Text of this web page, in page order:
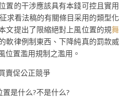
置的干涉應該具有本錢可控且實用
求看法稿的有關條目采用的類型化
文提出了限縮絕對上風位置的規舞
軟律例制東西、下降純真的罰款威
位置濫用規制之濫用。
賣促公正競爭
是什么?不是什么?